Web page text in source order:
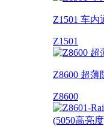
Z1501 车
Z1501
Z8600 超薄
Z8600